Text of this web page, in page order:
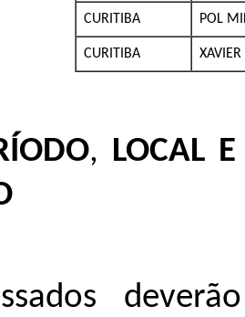
CURITIBA POL
CURITIBA
, LOCAL